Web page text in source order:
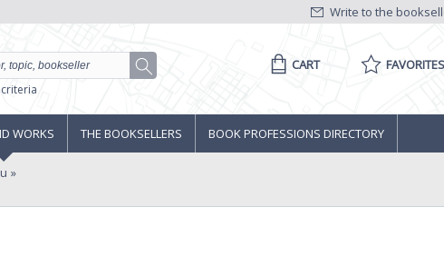
Write to the
CART FAVORITES
WORKS THE BOOKSELLERS BOOK PROFESSIONS DIRECTORY